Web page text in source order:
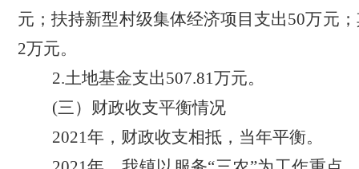
元；扶持新型村级集体经济项目支出50万元
2万元。
2.土地基金支出507.81万元。
(三）财政收支平衡情况
2021年，财政收支相抵，当年平衡。